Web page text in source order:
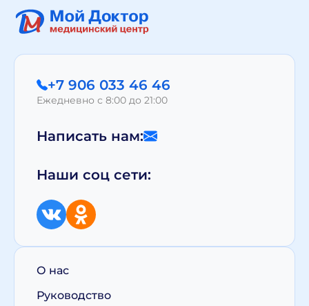
+7 906 033 46 46
Ежедневно с 8:00 до 21:00
Написать нам:
Наши соц сети:
О нас
Руководство